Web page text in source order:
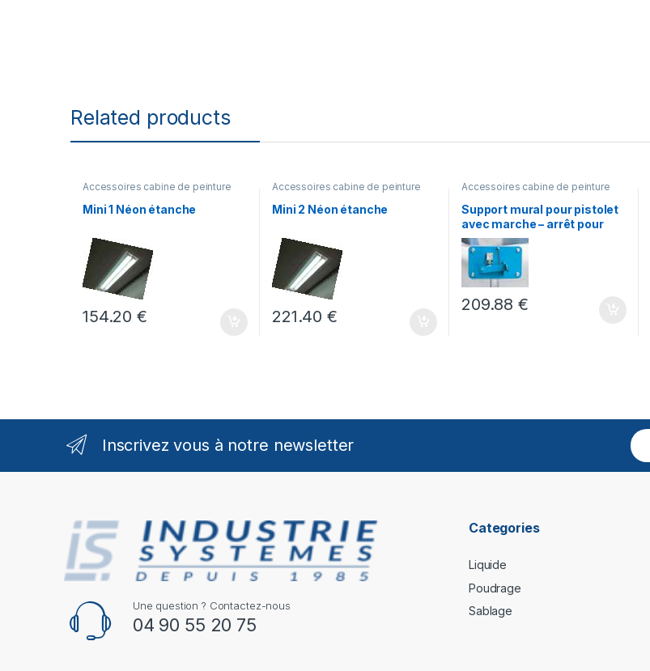
Related products
Accessoires cabine de peinture
Mini 1 Néon étanche
154.20€
Accessoires cabine de peinture
Mini 2 Néon étanche
221.40€
Accessoires cabine de peinture
Support mural pour pistolet
avec marche – arrêt pour
automatique du ventilateur
209.88€
Inscrivez vous à notre newsletter
Une question ? Contactez-nous
04 90 55 20 75
Categories
Liquide
Poudrage
Sablage